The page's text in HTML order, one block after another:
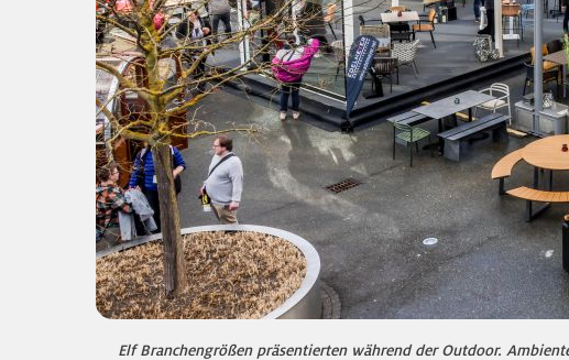
Elf Branchengrößen präsentierten während der Outdoor.